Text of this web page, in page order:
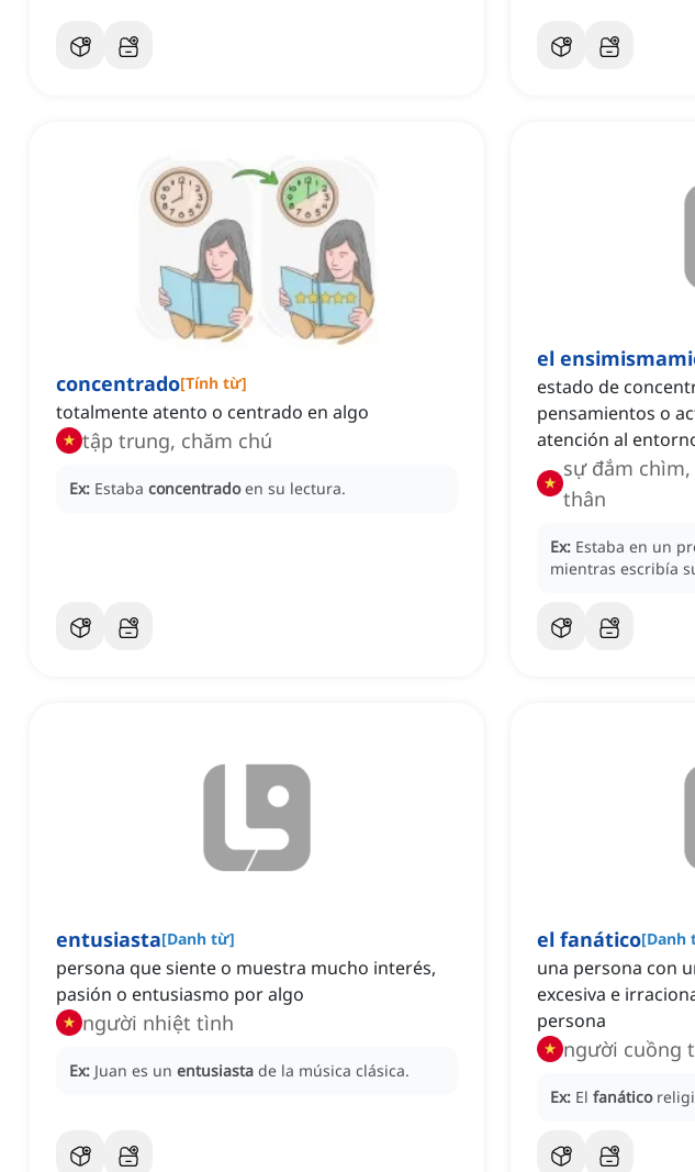
concentrado[Tính từ]
totalmente atento o centrado en algo
tập trung, chăm chú
Ex: Estaba concentrado en su lectura.
el
estado de
pensamientos o
atención al
sự đắm
thân
Ex: Estaba en un
mientras escribía
entusiasta[Danh từ]
persona que siente o muestra mucho interés,
pasión o entusiasmo por algo
người nhiệt tình
Ex: Juan es un entusiasta de la música clásica.
el fanático[Danh
una persona con
excesiva e
persona
người cuồng
Ex: El fanático